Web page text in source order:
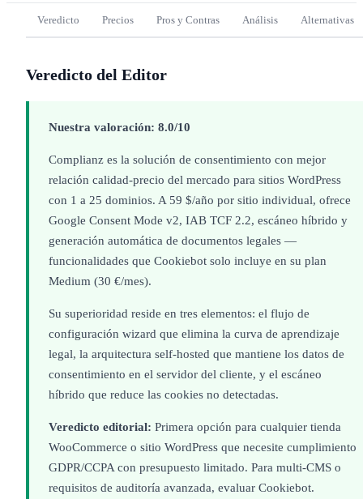
Veredicto Precios Pros y Contras Análisis Alternativas
Veredicto del Editor
Nuestra valoración: 8.0/10
Complianz es la solución de consentimiento con mejor
relación calidad-precio del mercado para sitios WordPress
con 1 a 25 dominios. A 59 $/año por sitio individual, ofrece
Google Consent Mode v2, IAB TCF 2.2, escáneo híbrido y
generación automática de documentos legales —
funcionalidades que Cookiebot solo incluye en su plan
Medium (30 €/mes).
Su superioridad reside en tres elementos: el flujo de
configuración wizard que elimina la curva de aprendizaje
legal, la arquitectura self-hosted que mantiene los datos de
consentimiento en el servidor del cliente, y el escáneo
híbrido que reduce las cookies no detectadas.
Veredicto editorial: Primera opción para cualquier tienda
WooCommerce o sitio WordPress que necesite cumplimiento
GDPR/CCPA con presupuesto limitado. Para multi-CMS o
requisitos de auditoría avanzada, evaluar Cookiebot.